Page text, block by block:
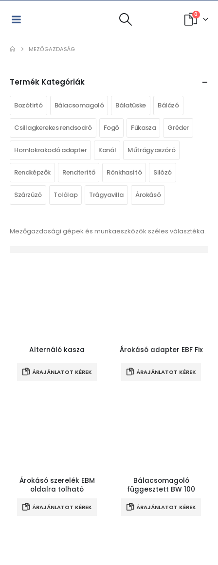
0
MEZŐGAZDASÁG
Mezőgazdasági gépek és munkaeszközök széles választéka.
Alternáló kasza
ÁRAJÁNLATOT KÉREK
Árokásó adapter EBF Fix
ÁRAJÁNLATOT KÉREK
Árokásó szerelék EBM
oldalra tolható
ÁRAJÁNLATOT KÉREK
Bálacsomagoló
függesztett BW 100
ÁRAJÁNLATOT KÉREK
Termék Kategóriák
Bozótirtó Bálacsomagoló Bálatüske Bálázó
Csillagkerekes rendsodró Fogó Fűkasza Gréder
Homlokrakodó adapter Kanál Műtrágyaszóró
Rendképzők Rendterítő Rönkhasító Silózó
Szárzúzó Tolólap Trágyavilla Árokásó